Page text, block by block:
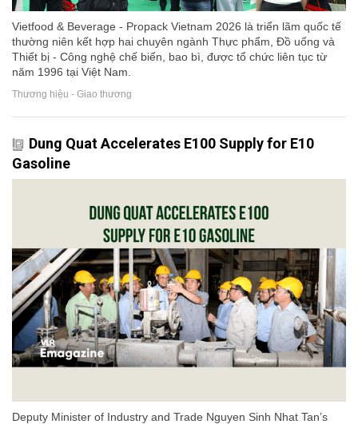
Vietfood & Beverage - Propack Vietnam 2026 là triển lãm quốc tế
thường niên kết hợp hai chuyên ngành Thực phẩm, Đồ uống và
Thiết bị - Công nghệ chế biến, bao bì, được tổ chức liên tục từ
năm 1996 tại Việt Nam.
Thương hiệu - Giao thương
Dung Quat Accelerates E100 Supply for E10
Gasoline
Deputy Minister of Industry and Trade Nguyen Sinh Nhat Tan’s